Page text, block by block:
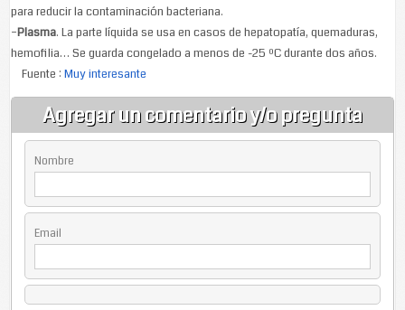
para reducir la contaminación bacteriana.
–Plasma. La parte líquida se usa en casos de hepatopatía, quemaduras,
hemofilia… Se guarda congelado a menos de -25 ºC durante dos años.
Fuente : Muy interesante
Agregar un comentario y/o pregunta
Nombre
Email